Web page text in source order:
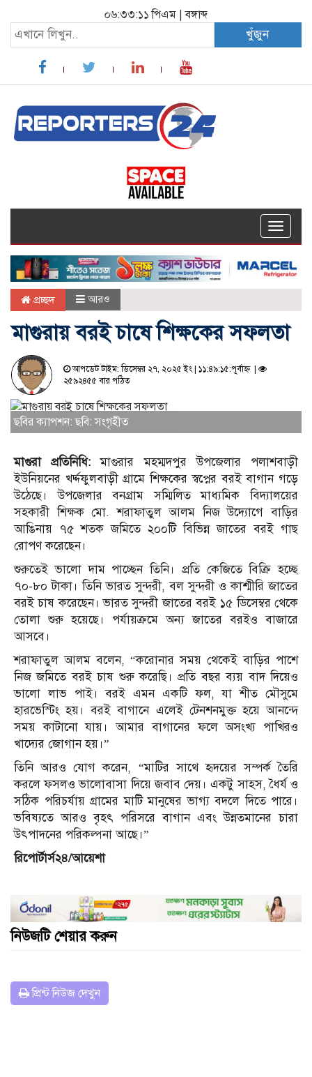
০৬:৩৩:১১ পিএম |বঙ্গাব্দ
খুঁজুন
Toggle
প্রচ্ছদ আরও
মাগুরায় বরই চাষে শিক্ষকের সফলতা
আপডেট টাইম: ডিসেম্বর ২৭, ২০২৫ ইং | ১১:৪৯:১৫:পূর্বাহ্ন |
২৫৯২৪৫৫ বার পঠিত
ছবির ক্যাপশন: ছবি: সংগৃহীত
মাগুরা প্রতিনিধি:মাগুরার মহম্মদপুর উপজেলার পলাশবাড়ী
ইউনিয়নের খর্দ্দফুলবাড়ী গ্রামে শিক্ষকের স্বপ্নের বরই বাগান গড়ে
উঠেছে। উপজেলার বনগ্রাম সম্মিলিত মাধ্যমিক বিদ্যালয়ের
সহকারী শিক্ষক মো. শরাফাতুল আলম নিজ উদ্যোগে বাড়ির
আঙিনায় ৭৫ শতক জমিতে ২০০টি বিভিন্ন জাতের বরই গাছ
রোপণ করেছেন।
শুরুতেই ভালো দাম পাচ্ছেন তিনি। প্রতি কেজিতে বিক্রি হচ্ছে
৭০-৮০ টাকা। তিনি ভারত সুন্দরী, বল সুন্দরী ও কাশ্মীরি জাতের
বরই চাষ করেছেন। ভারত সুন্দরী জাতের বরই ১৫ ডিসেম্বর থেকে
তোলা শুরু হয়েছে। পর্যায়ক্রমে অন্য জাতের বরইও বাজারে
আসবে।
শরাফাতুল আলম বলেন, “করোনার সময় থেকেই বাড়ির পাশে
নিজ জমিতে বরই চাষ শুরু করেছি। প্রতি বছর ব্যয় বাদ দিয়েও
ভালো লাভ পাই। বরই এমন একটি ফল, যা শীত মৌসুমে
হারভেস্টিং হয়। বরই বাগানে এলেই টেনশনমুক্ত হয়ে আনন্দে
সময় কাটানো যায়। আমার বাগানের ফলে অসংখ্য পাখিরও
খাদ্যের জোগান হয়।”
তিনি আরও যোগ করেন, “মাটির সাথে হৃদয়ের সম্পর্ক তৈরি
করলে ফসলও ভালোবাসা দিয়ে জবাব দেয়। একটু সাহস, ধৈর্য ও
সঠিক পরিচর্যায় গ্রামের মাটি মানুষের ভাগ্য বদলে দিতে পারে।
ভবিষ্যতে আরও বৃহৎ পরিসরে বাগান এবং উন্নতমানের চারা
উৎপাদনের পরিকল্পনা আছে।”
রিপোর্টার্স২৪/আয়েশা
নিউজটি শেয়ার করুন
প্রিন্ট নিউজ দেখুন